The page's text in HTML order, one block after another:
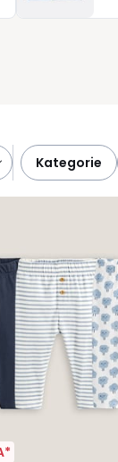
Funktionalität
kategorie